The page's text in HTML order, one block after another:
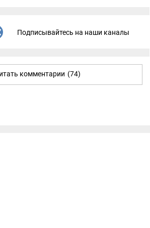
Подписывайтесь на наши каналы
комментарии (74)